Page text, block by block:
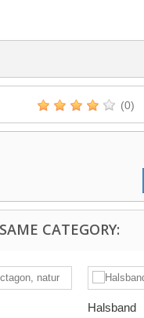
(0)
CATEGORY:
Halsband